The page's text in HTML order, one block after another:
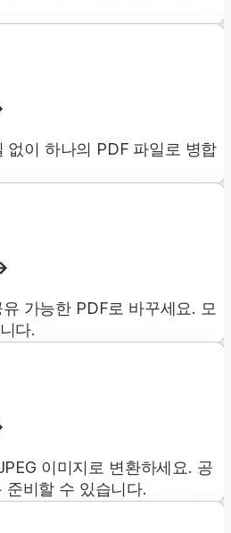
없이 하나의 PDF 파일로 병합
가능한 PDF로 바꾸세요. 모
다.
이미지로 변환하세요. 공
준비할 수 있습니다.